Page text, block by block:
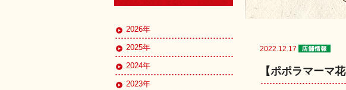
2026年
2025年
2024年
2023年
2022.12.17
【ポポラマーマ